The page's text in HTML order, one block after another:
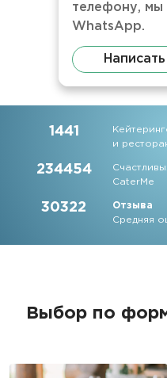
телефону,
WhatsApp.
1441
и
234454
CaterMe
30322
Отзыва
Средняя
Выбор по